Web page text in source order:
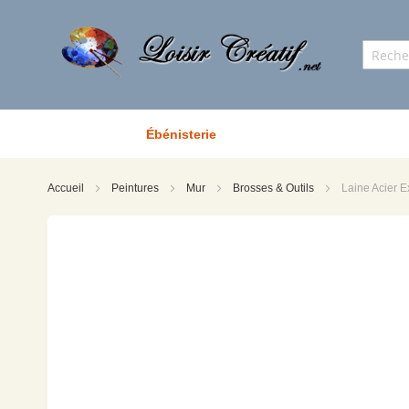
Ébénisterie
Accueil Peintures Mur Brosses & Outils Laine Acier